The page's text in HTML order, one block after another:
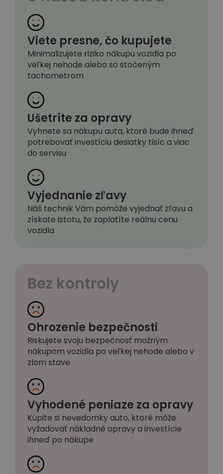
Viete presne, čo kupujete
Minimalizujete riziko nákupu vozidla po
veľkej nehode alebo so stočeným
tachometrom
Ušetríte za opravy
Vyhnete sa nákupu auta, ktoré bude ihneď
potrebovať investíciu desiatky tisíc a viac
do servisu
Vyjednanie zľavy
Náš technik Vám pomôže vyjednať zľavu a
získate istotu, že zaplatíte reálnu cenu
vozidla
Bez kontroly
Ohrozenie bezpečnosti
Riskujete svoju bezpečnosť možným
nákupom vozidla po veľkej nehode alebo v
zlom stave
Vyhodené peniaze za opravy
Kúpite si nevedomky auto, ktoré môže
vyžadovať nákladné opravy a investície
ihneď po nákupe